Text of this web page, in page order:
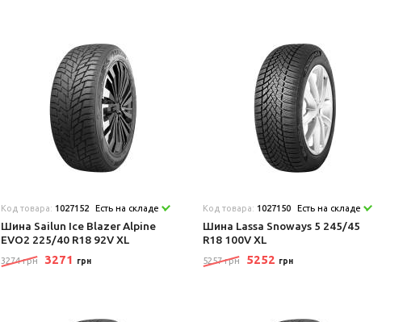
Код товара: 1027152 Есть на складе
Шина Sailun Ice Blazer Alpine
EVO2 225/40 R18 92V XL
3274 грн 3271 грн
Код товара: 1027150 Есть на складе
Шина Lassa Snoways 5 245/45
R18 100V XL
5257 грн 5252 грн